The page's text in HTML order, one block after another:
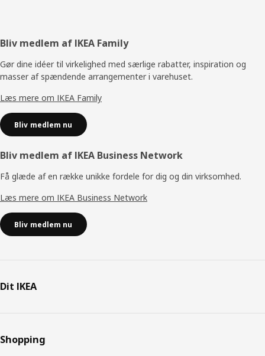
Footer
Bliv medlem af IKEA Family
Gør dine idéer til virkelighed med særlige rabatter, inspiration og
masser af spændende arrangementer i varehuset.
Læs mere om IKEA Family
Bliv medlem nu
Bliv medlem af IKEA Business Network
Få glæde af en række unikke fordele for dig og din virksomhed.
Læs mere om IKEA Business Network
Bliv medlem nu
Dit IKEA
Shopping